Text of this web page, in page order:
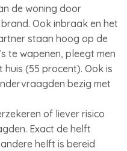
de woning door
Ook inbraak en het
staan hoog op de
te wapenen, pleegt men
(55 procent). Ook is
bezig met
of liever risico
Exact de helft
helft is bereid